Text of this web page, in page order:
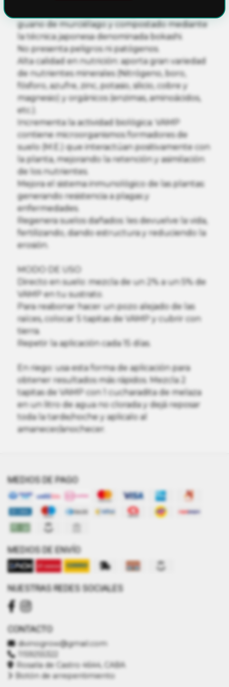
guano de murciélago y compostado mediante
la técnica japonesa denominada bokashi.
No presenta peligros ni patógenos.
Alta calidad en nutrición: aporta gran variedad
de nutrientes minerales (Nitrógeno, boro,
fósforo, azufre, zinc, potasio, silicio, cobre y
magnesio) y orgánicos (enzimas, aminoácidos,
etc.).
Incrementa la actividad biológica: VAMP
contiene microorganismos formadores de
suelo (M.E.) que interactúan positivamente con
la planta, mejorando la retención y asimilación
de los nutrientes.
Mejora el sistema inmunológico de las plantas:
generando resistencia a plagas y
enfermedades.
Regenera suelos dañados: les devuelve la vida,
fertilizando, dando estructura y reduciendo la
erosión.
MODO DE USO
Directo en suelo: mezcla de un 2% a un 5% de
VAMP en tu sustrato.
Para reabonar hacer un pozo alejado de las
raíces, colocar 5 tapitas de VAMP y cubrir con
tierra.
Repetir la aplicación cada 15 días.
En riego: usa esta forma de aplicación para
obtener resultados más rápidos. Mezcla 2
tapitas de VAMP con 1 cucharadita de melaza
en un litro de agua no clorada y dejá reposar
toda la tarde/noche y aplicalo al
amanecer/anochecer.
MEDIOS DE PAGO
MEDIOS DE ENVÍO
NUESTRAS REDES SOCIALES
CONTACTO
divinogrow@gmail.com
1159255322
Rosalía de Castro 4644, CABA
Botón de arrepentimiento